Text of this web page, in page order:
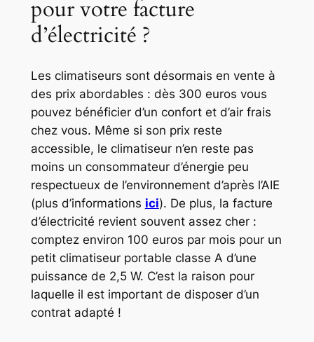
pour votre facture
d’électricité ?
Les climatiseurs sont désormais en vente à
des prix abordables : dès 300 euros vous
pouvez bénéficier d’un confort et d’air frais
chez vous. Même si son prix reste
accessible, le climatiseur n’en reste pas
moins un consommateur d’énergie peu
respectueux de l’environnement d’après l’AIE
(plus d’informations ici). De plus, la facture
d’électricité revient souvent assez cher :
comptez environ 100 euros par mois pour un
petit climatiseur portable classe A d’une
puissance de 2,5 W. C’est la raison pour
laquelle il est important de disposer d’un
contrat adapté !